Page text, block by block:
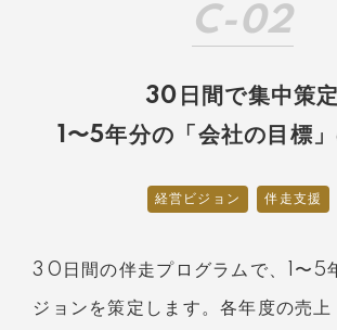
C-02
30日間で集中策定
1〜5年分の「会社の目標
経営ビジョン 伴走支援
30日間の伴走プログラムで、1〜5
ジョンを策定します。各年度の売上